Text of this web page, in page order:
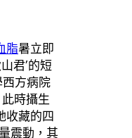
脂暑立即
君’的短
方病院
時攝生
收藏的四
震動，其